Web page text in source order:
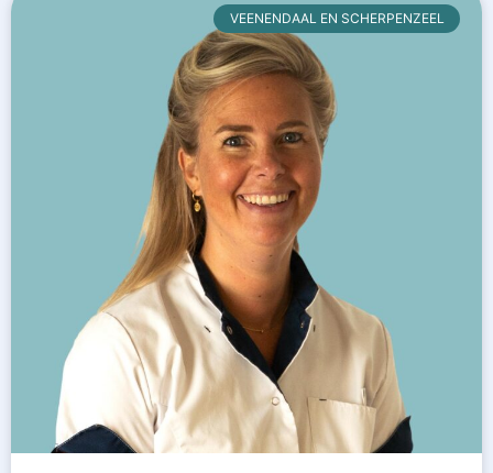
VEENENDAAL EN SCHERPENZEEL